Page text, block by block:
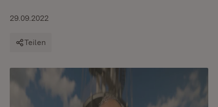
29.09.2022
Teilen